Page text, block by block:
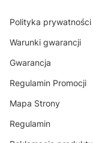
Polityka prywatności
Warunki gwarancji
Gwarancja
Regulamin Promocji
Mapa Strony
Regulamin